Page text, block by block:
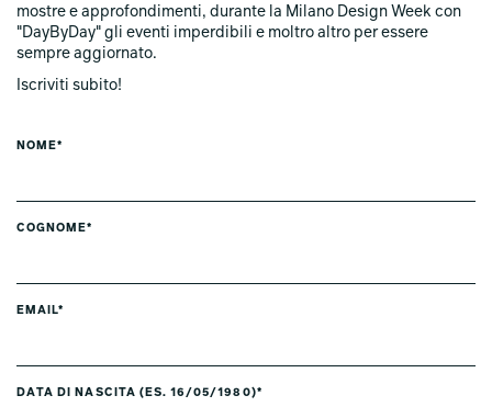
mostre e approfondimenti, durante la Milano Design Week con
"DayByDay" gli eventi imperdibili e moltro altro per essere
sempre aggiornato.
Iscriviti subito!
NOME*
COGNOME*
EMAIL*
DATA DI NASCITA (ES. 16/05/1980)*